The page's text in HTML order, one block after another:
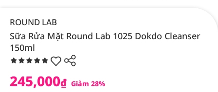
ROUND LAB
Sữa Rửa Mặt Round Lab 1025 Dokdo Cleanser
150ml
245,000₫ Giảm 28%